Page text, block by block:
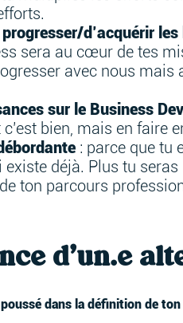
d’acquérir
sera au cœur de tes
avec nous mais
sur le Business
bien, mais en faire
: parce que tu
existe déjà. Plus tu
ton parcours
d'un.e
dans la définition de